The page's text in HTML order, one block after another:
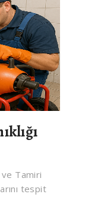
ve Tamiri
tespit